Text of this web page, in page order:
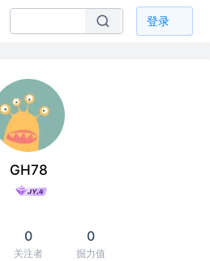
登录
GH78
0
关注者
0
掘力值